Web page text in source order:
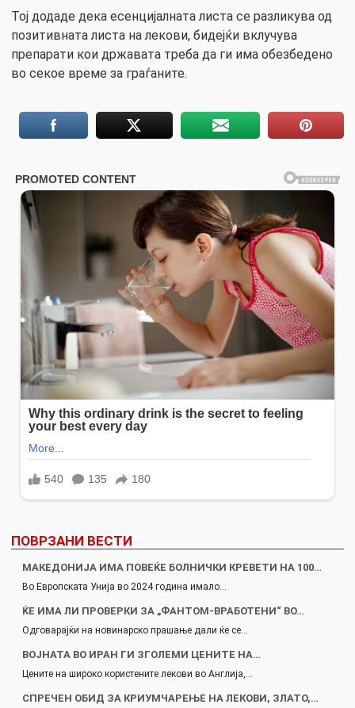
Тој додаде дека есенцијалната листа се разликува од
позитивната листа на лекови, бидејќи вклучува
препарати кои државата треба да ги има обезбедено
во секое време за граѓаните.
ПОВРЗАНИ ВЕСТИ
МАКЕДОНИЈА ИМА ПОВЕЌЕ БОЛНИЧКИ КРЕВЕТИ НА 100…
Во Европската Унија во 2024 година имало…
ЌЕ ИМА ЛИ ПРОВЕРКИ ЗА „ФАНТОМ-ВРАБОТЕНИ“ ВО…
Одговарајќи на новинарско прашање дали ќе се…
ВОЈНАТА ВО ИРАН ГИ ЗГОЛЕМИ ЦЕНИТЕ НА…
Цените на широко користените лекови во Англија,…
СПРЕЧЕН ОБИД ЗА КРИУМЧАРЕЊЕ НА ЛЕКОВИ, ЗЛАТО,…